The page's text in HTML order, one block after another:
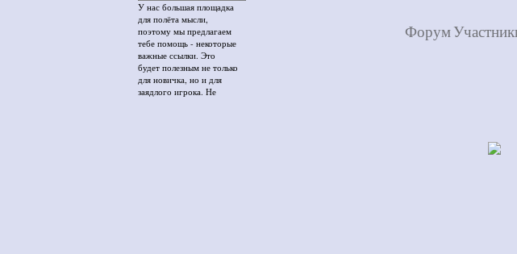
У нас большая площадка
для полёта мысли,
поэтому мы предлагаем
тебе помощь - некоторые
важные ссылки. Это
будет полезным не только
для новичка, но и для
заядлого игрока. Не
Форум